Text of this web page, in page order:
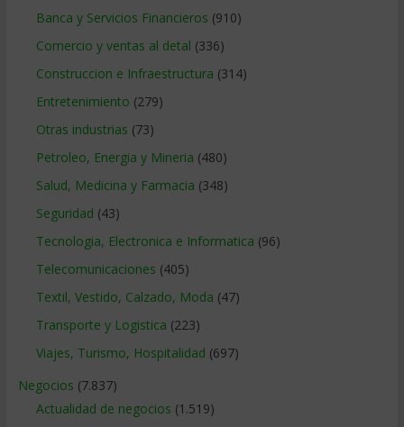
Banca y Servicios Financieros (910)
Comercio y ventas al detal (336)
Construccion e Infraestructura (314)
Entretenimiento (279)
Otras industrias (73)
Petroleo, Energia y Mineria (480)
Salud, Medicina y Farmacia (348)
Seguridad (43)
Tecnologia, Electronica e Informatica (96)
Telecomunicaciones (405)
Textil, Vestido, Calzado, Moda (47)
Transporte y Logistica (223)
Viajes, Turismo, Hospitalidad (697)
Negocios (7.837)
Actualidad de negocios (1.519)